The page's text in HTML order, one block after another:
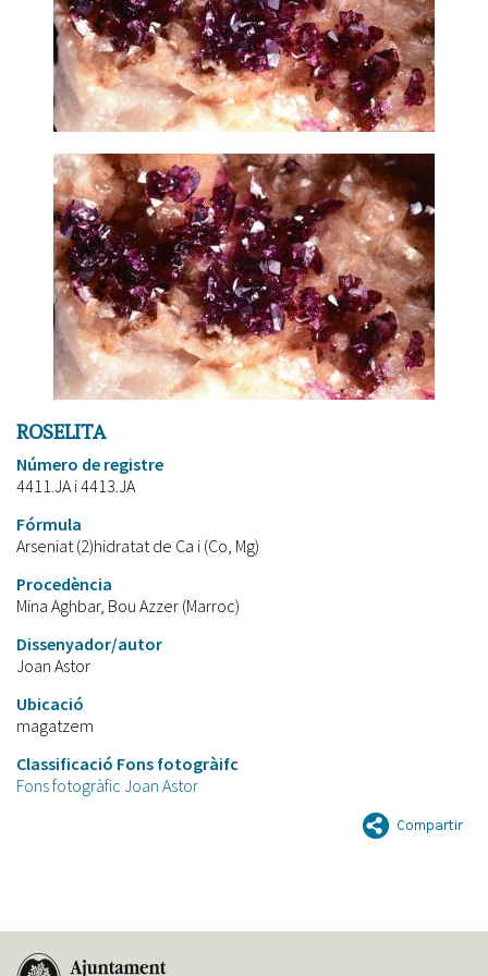
ROSELITA
Número de registre
4411.JA i 4413.JA
Fórmula
Arseniat (2)hidratat de Ca i (Co, Mg)
Procedència
Mina Aghbar, Bou Azzer (Marroc)
Dissenyador/autor
Joan Astor
Ubicació
magatzem
Classificació Fons fotogràifc
Fons fotogràfic Joan Astor